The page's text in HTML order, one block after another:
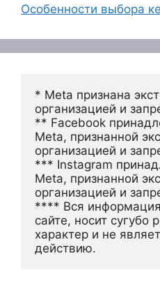
Особенности выбора
* Meta признана
организацией и
** Facebook
Meta, признанной
организацией и
*** Instagram
Meta, признанной
организацией и
**** Вся
сайте, носит сугубо
характер и не
действию.